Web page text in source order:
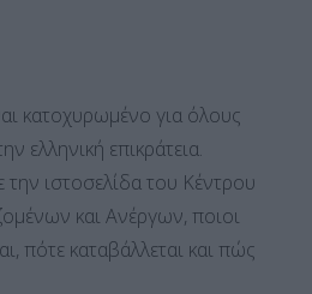
κατοχυρωμένο για όλους
ελληνική επικράτεια.
ιστοσελίδα του Κέντρου
και Ανέργων, ποιοι
πότε καταβάλλεται και πώς